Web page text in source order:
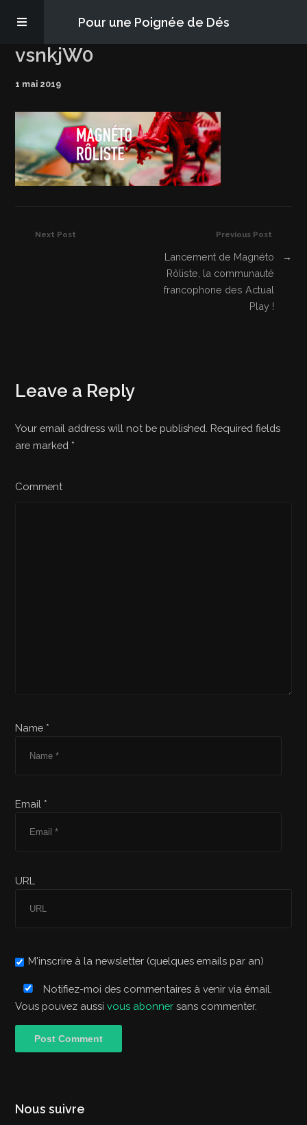
Pour une Poignée de Dés
Les épisodes
S’abonner
À propos
vsnkjW0
1 mai 2019
Previous Post
Lancement de Magnéto
Rôliste, la communauté
francophone des Actual
Play !
→
Next Post
Leave a Reply
Your email address will not be published. Required fields
are marked *
Comment
Name *
Email *
URL
M'inscrire à la newsletter (quelques emails par an)
Notifiez-moi des commentaires à venir via émail.
Vous pouvez aussivous abonner sans commenter.
Nous suivre